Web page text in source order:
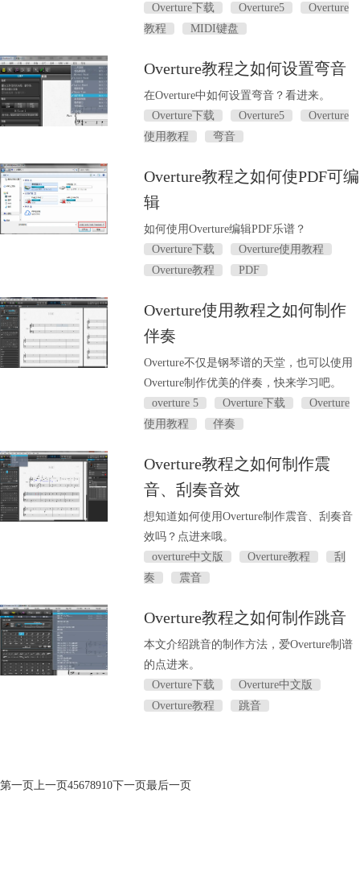
Overture下载
Overture5
Overture
教程
MIDI键盘
Overture教程之如何设置弯音
在Overture中如何设置弯音？看进来。
Overture下载
Overture5
Overture
使用教程
弯音
Overture教程之如何使PDF可编
辑
如何使用Overture编辑PDF乐谱？
Overture下载
Overture使用教程
Overture教程
PDF
Overture使用教程之如何制作
伴奏
Overture不仅是钢琴谱的天堂，也可以使用
Overture制作优美的伴奏，快来学习吧。
overture 5
Overture下载
Overture
使用教程
伴奏
Overture教程之如何制作震
音、刮奏音效
想知道如何使用Overture制作震音、刮奏音
效吗？点进来哦。
overture中文版
Overture教程
刮
奏
震音
Overture教程之如何制作跳音
本文介绍跳音的制作方法，爱Overture制谱
的点进来。
Overture下载
Overture中文版
Overture教程
跳音
第一页 上一页45678910下一页最后一页